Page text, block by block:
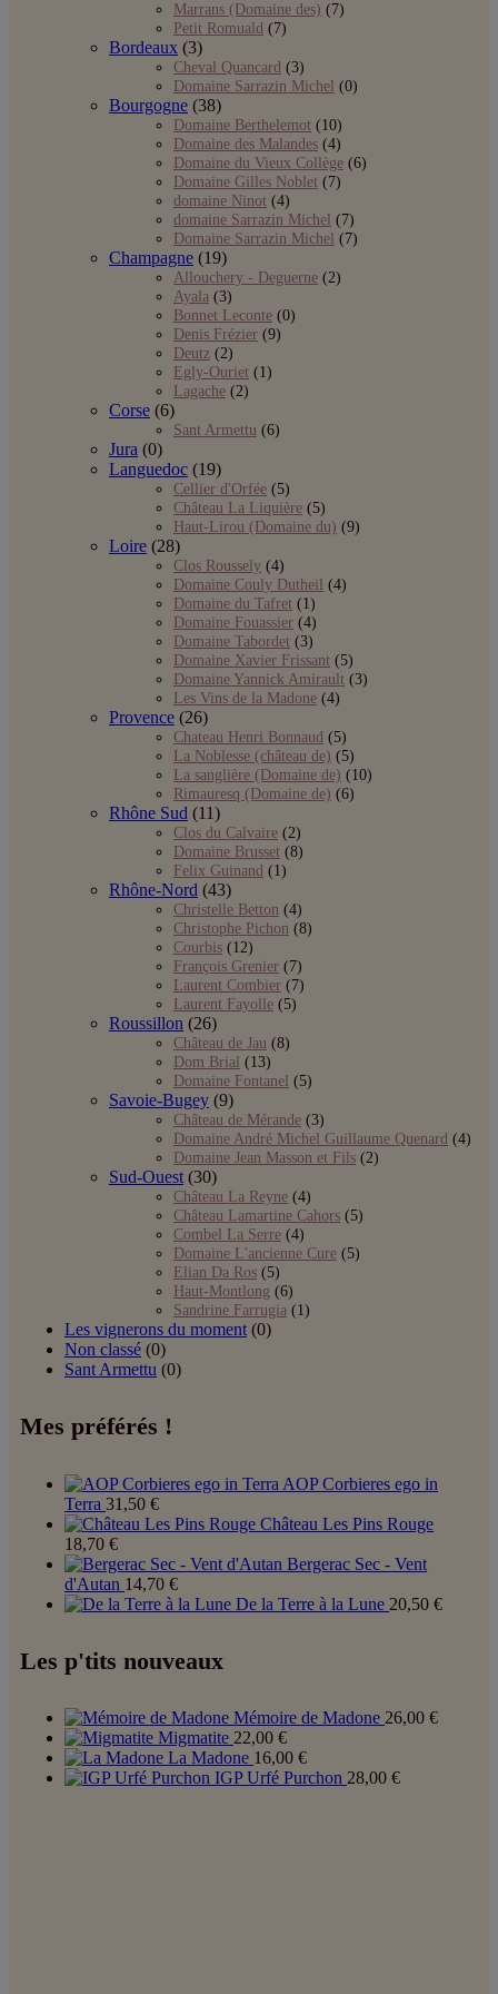
Marrans (Domaine des) (7)
Petit Romuald (7)
Bordeaux (3)
Cheval Quancard (3)
Domaine Sarrazin Michel (0)
Bourgogne (38)
Domaine Berthelemot (10)
Domaine des Malandes (4)
Domaine du Vieux Collège (6)
Domaine Gilles Noblet (7)
domaine Ninot (4)
domaine Sarrazin Michel (7)
Domaine Sarrazin Michel (7)
Champagne (19)
Allouchery - Deguerne (2)
Ayala (3)
Bonnet Leconte (0)
Denis Frézier (9)
Deutz (2)
Egly-Ouriet (1)
Lagache (2)
Corse (6)
Sant Armettu (6)
Jura (0)
Languedoc (19)
Cellier d'Orfée (5)
Château La Liquière (5)
Haut-Lirou (Domaine du) (9)
Loire (28)
Clos Roussely (4)
Domaine Couly Dutheil (4)
Domaine du Tafret (1)
Domaine Fouassier (4)
Domaine Tabordet (3)
Domaine Xavier Frissant (5)
Domaine Yannick Amirault (3)
Les Vins de la Madone (4)
Provence (26)
Chateau Henri Bonnaud (5)
La Noblesse (château de) (5)
La sanglière (Domaine de) (10)
Rimauresq (Domaine de) (6)
Rhône Sud (11)
Clos du Calvaire (2)
Domaine Brusset (8)
Felix Guinand (1)
Rhône-Nord (43)
Christelle Betton (4)
Christophe Pichon (8)
Courbis (12)
François Grenier (7)
Laurent Combier (7)
Laurent Fayolle (5)
Roussillon (26)
Château de Jau (8)
Dom Brial (13)
Domaine Fontanel (5)
Savoie-Bugey (9)
Château de Mérande (3)
Domaine André Michel Guillaume Quenard (4)
Domaine Jean Masson et Fils (2)
Sud-Ouest (30)
Château La Reyne (4)
Château Lamartine Cahors (5)
Combel La Serre (4)
Domaine L'ancienne Cure (5)
Elian Da Ros (5)
Haut-Montlong (6)
Sandrine Farrugia (1)
Les vignerons du moment (0)
Non classé (0)
Sant Armettu (0)
Mes préférés !
AOP Corbieres ego in
Terra 31,50 €
Château Les Pins Rouge
18,70 €
Bergerac Sec - Vent
d'Autan 14,70 €
De la Terre à la Lune 20,50 €
Les p'tits nouveaux
Mémoire de Madone 26,00 €
Migmatite 22,00 €
La Madone 16,00 €
IGP Urfé Purchon 28,00 €